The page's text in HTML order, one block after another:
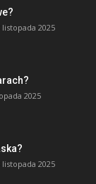
listopada 2025
2025
listopada 2025